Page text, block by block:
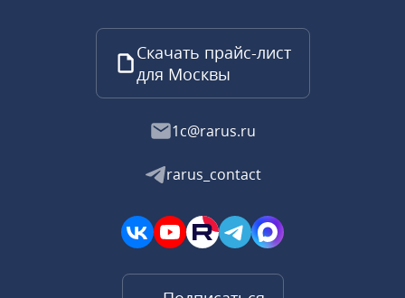
Скачать прайс-лист
для Москвы
1c@rarus.ru
rarus_contact